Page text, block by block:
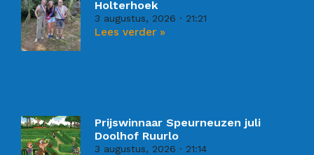
Holterhoek
3 augustus, 2026 21:21
Lees verder »
Prijswinnaar Speurneuzen juli
Doolhof Ruurlo
3 augustus, 2026 21:14